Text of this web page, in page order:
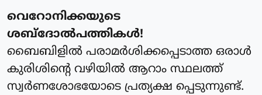
വെറോനിക്കയുടെ
ശബ്ദോൽപത്തികൾ!
ബൈബിളിൽ പരാമർശിക്കപ്പെടാത്ത ഒരാൾ
കുരിശിന്റെ വഴിയിൽ ആറാം സ്ഥലത്ത്
സ്വർണശോഭയോടെ പ്രത്യക്ഷ പ്പെടുന്നുണ്ട്.